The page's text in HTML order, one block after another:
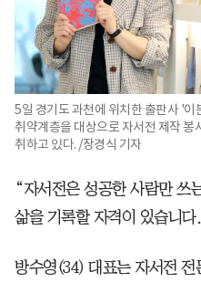
5일 경기도 과천에 위치한 출판사 '
취약계층을 대상으로 자서전 제작 봉
취하고 있다. /장경식 기자
“자서전은 성공한 사람만 쓰
삶을 기록할 자격이 있습니다
방수영(34) 대표는 자서전 전